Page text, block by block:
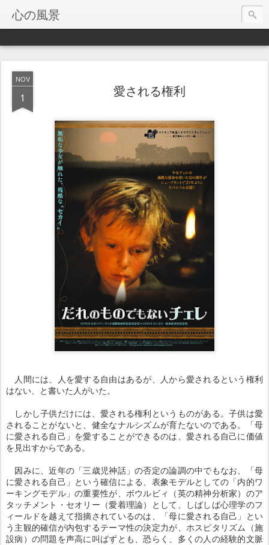
心の風景
NOV
1 愛される権利
人間には、人を愛する自由はあるが、人から愛されるという権利
はない、と書いた人がいた。
しかし子供だけには、愛される権利というものがある。子供は愛
されることがないと、健全なナルシズムが育たないのである。「母
に愛される自己」を愛することができるのは、愛される自己に価値
を見出すからである。
因みに、近年の「三歳児神話」の否定の論調の中でもなお、「母
に愛される自己」という確信による、表象モデルとしての「内的ワ
ーキングモデル」の重要性が、ボウルビィ（英の精神分析家）のア
タッチメント・セオリー（愛着理論）として、しばしば心理学のフ
ィールドを越えて指摘されているのは、「母に愛される自己」とい
う主観的確信が内包するテーマ性の決定力が、ホスピタリズム（施
設病）の問題を声高に叫ばずとも、恐らく、多くの人の経験的文脈